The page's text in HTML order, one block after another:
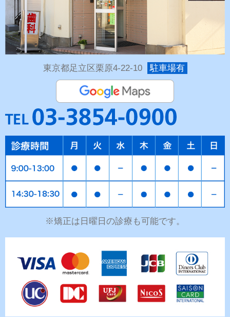
東京都足立区栗原4-22-10 駐車場有
※矯正は日曜日の診療も可能です。